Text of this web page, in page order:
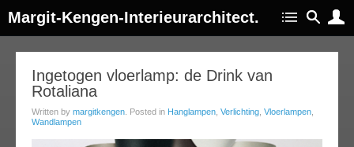
Margit-Kengen-Interieurarchitect.
Ingetogen vloerlamp: de Drink van
Rotaliana
Written by margitkengen . Posted in Hanglampen Verlichting Vloerlampen
Wandlampen